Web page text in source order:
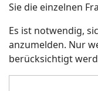
Sie die einzelnen
Es ist notwendig,
anzumelden. Nur
berücksichtigt